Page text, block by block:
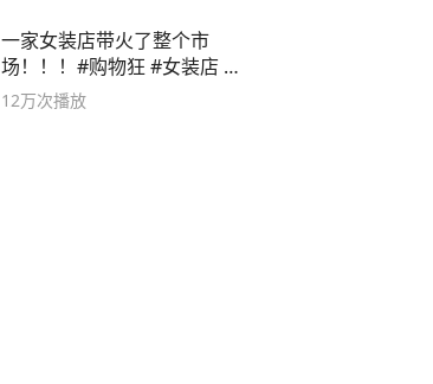
一家女装店带火了整个市
场！！！#购物狂 #女装店 #
高品质女装
12万次播放